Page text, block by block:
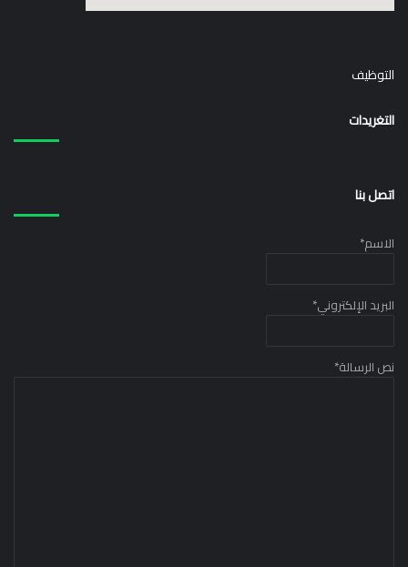
التوظيف
التغريدات
اتصل بنا
الاسم*
البريد الإلكتروني*
نص الرسالة*